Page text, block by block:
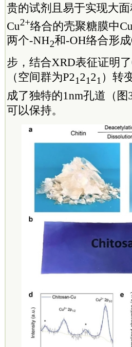
贵的试剂且易于实现大
Cu2+络合的壳聚糖膜中
两个-NH2和-OH络合形
步，结合XRD表征证明
（空间群为P212121 ）转
成了独特的1nm孔道（
可以保持。